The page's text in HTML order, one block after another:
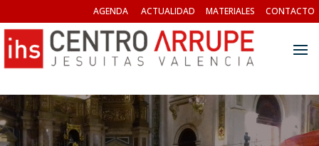
AGENDA ACTUALIDAD MATERIALES CONTACTO